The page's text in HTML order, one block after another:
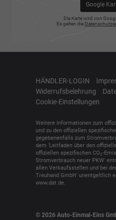
Google
Die Karte wird von
Es gelten die
HÄNDLER-LOGIN
Widerrufsbelehrung
Cookie-Einstellungen
Weitere Informationen zum
und zu den offiziellen
gegebenenfalls zum
dem 'Leitfaden über den
offiziellen spezifischen CO2-
Stromverbrauch neuer PKW'
allen Verkaufsstellen und bei
Treuhand GmbH' unentgeltlich
www.dat.de.
© 2026 Auto-Einmal-Eins